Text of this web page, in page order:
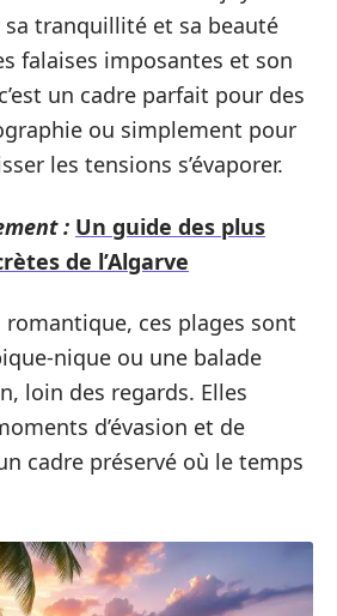
sa tranquillité et sa beauté
falaises imposantes et son
un cadre parfait pour des
ou simplement pour
les tensions s’évaporer.
: Un guide des plus
de l’Algarve
romantique, ces plages sont
nique ou une balade
loin des regards. Elles
d’évasion et de
cadre préservé où le temps